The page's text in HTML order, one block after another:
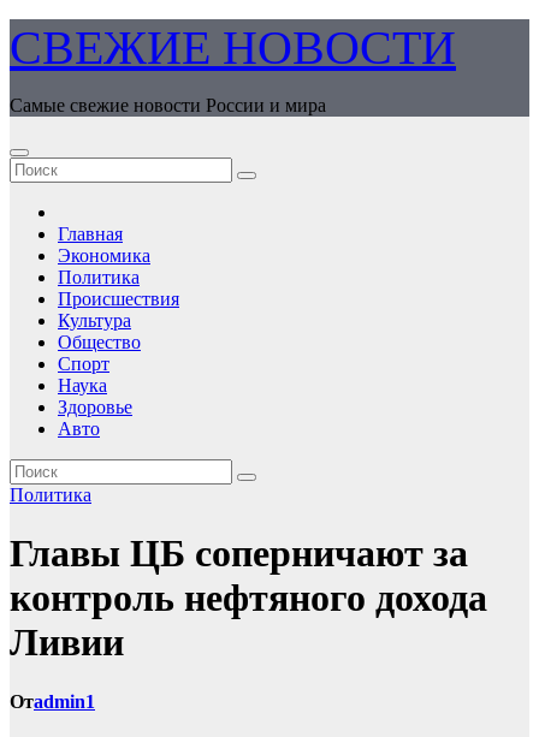
Перейти
к
содержимому
СВЕЖИЕ НОВОСТИ
Самые свежие новости России и мира
Главная
Экономика
Политика
Происшествия
Культура
Общество
Спорт
Наука
Здоровье
Авто
Политика
Главы ЦБ соперничают за
контроль нефтяного дохода
Ливии
Отadmin1